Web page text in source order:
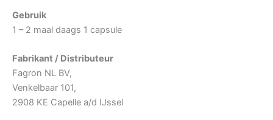
Gebruik
1 – 2 maal daags 1 capsule
Fabrikant / Distributeur
Fagron NL BV,
Venkelbaar 101,
2908 KE Capelle a/d IJssel